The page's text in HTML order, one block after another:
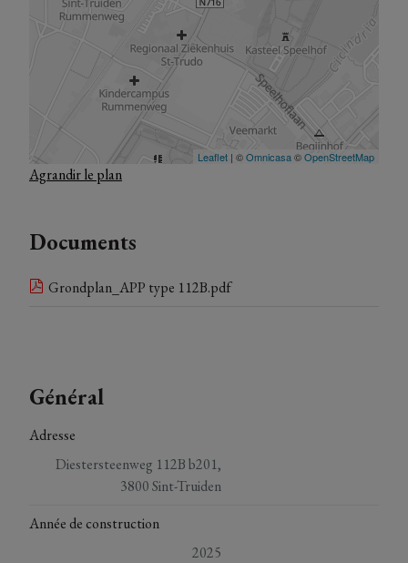
Agrandir le plan
Documents
Grondplan_APP type 112B.pdf
Général
Adresse
Diestersteenweg 112B b201,
3800 Sint-Truiden
Année de construction
2025